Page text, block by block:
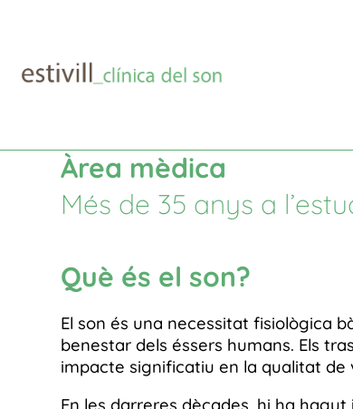
Àrea mèdica
Més de 35 anys a
Què és el son?
El son és una necessitat fisiològica
benestar dels éssers humans. Els
impacte significatiu en la qualitat de